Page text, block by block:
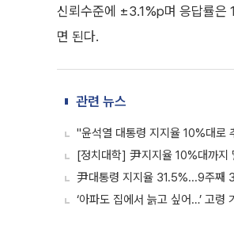
신뢰수준에 ±3.1%p며 응답률은
면 된다.
관련 뉴스
"윤석열 대통령 지지율 10%대로
[정치대학] 尹지지율 10%대까지
尹대통령 지지율 31.5%...9주째
‘아파도 집에서 늙고 싶어…’ 고령